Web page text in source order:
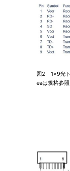
図2 1×9光ト
eaは規格参照